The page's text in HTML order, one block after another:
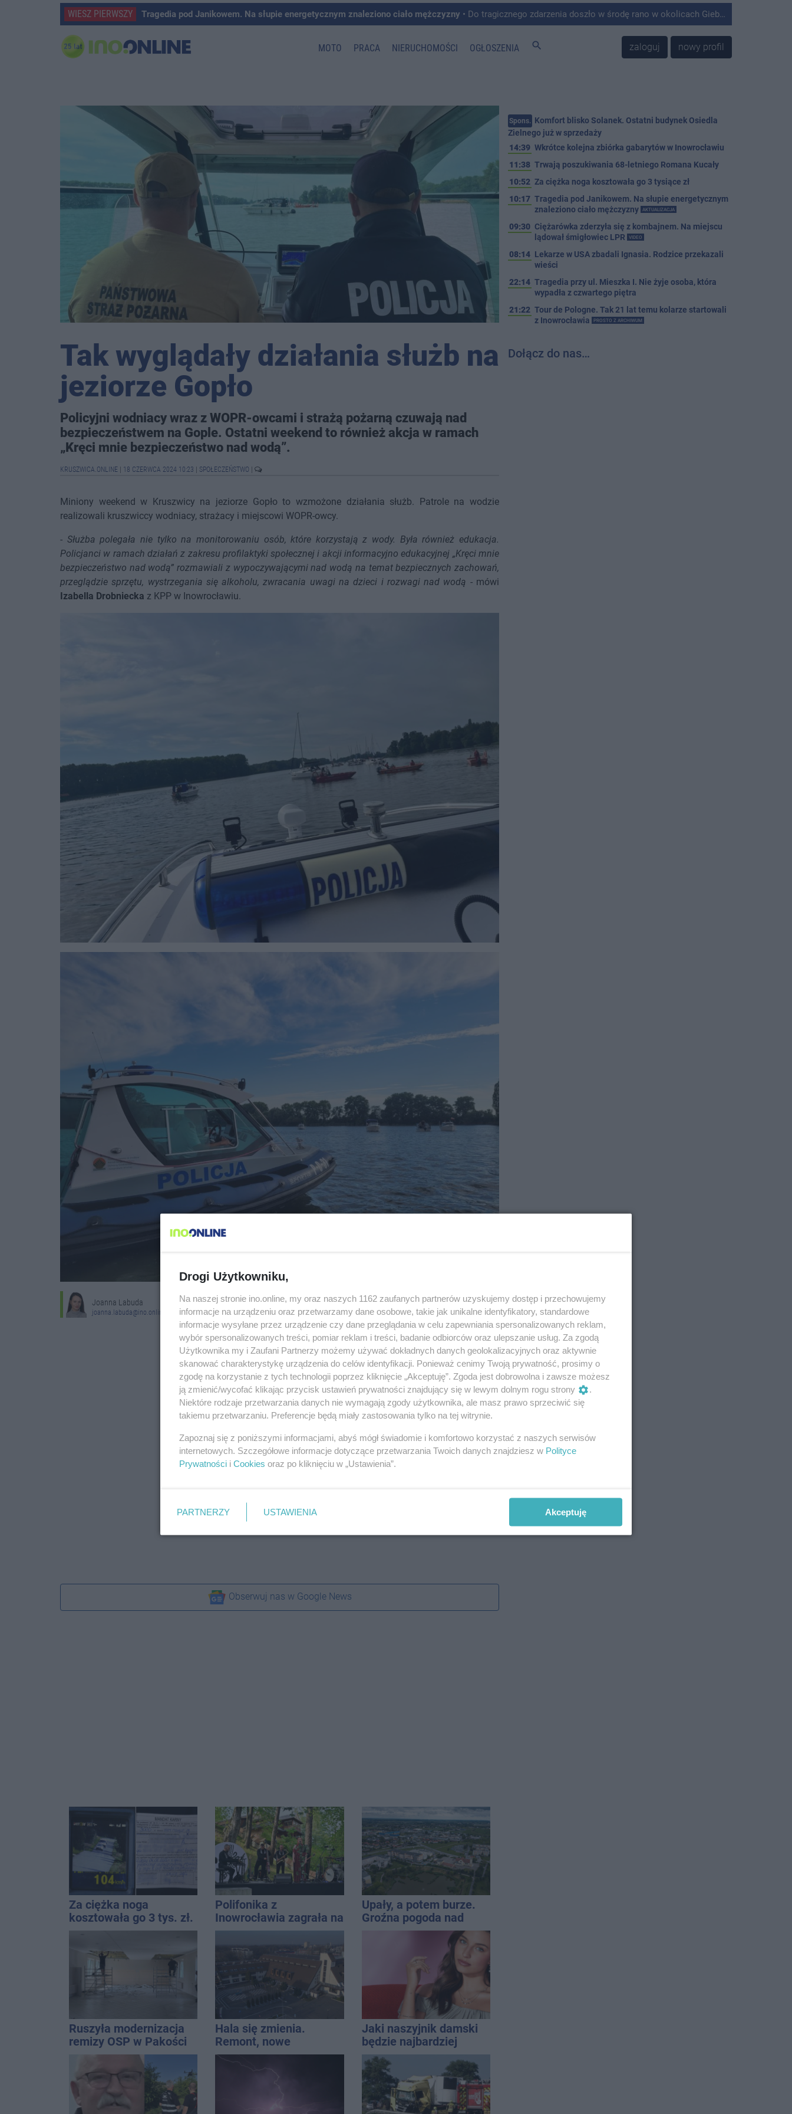
WIESZ PIERWSZY Tragedia pod Janikowem. Na słupie energetycznym znaleziono ciało mężczyzny • Do tragicznego zdarzenia doszło w środę rano w okolicach Giebni koło Janikowa. Wówczas na słupie energetycznym odnaleziono ciało mężczyzny.
MOTO PRACA NIERUCHOMOŚCI OGŁOSZENIA search zaloguj nowy profil
Tak wyglądały działania służb na
jeziorze Gopło
Policyjni wodniacy wraz z WOPR-owcami i strażą pożarną czuwają nad
bezpieczeństwem na Gople. Ostatni weekend to również akcja w ramach
„Kręci mnie bezpieczeństwo nad wodą”.
KRUSZWICA.ONLINE 18 CZERWCA 2024 10:23 SPOŁECZEŃSTWO
Miniony weekend w Kruszwicy na jeziorze Gopło to wzmożone działania służb. Patrole na wodzie
realizowali kruszwiccy wodniacy, strażacy i miejscowi WOPR-owcy.
- Służba polegała nie tylko na monitorowaniu osób, które korzystają z wody. Była również edukacja.
Policjanci w ramach działań z zakresu profilaktyki społecznej i akcji informacyjno edukacyjnej „Kręci mnie
bezpieczeństwo nad wodą” rozmawiali z wypoczywającymi nad wodą na temat bezpiecznych zachowań,
przeglądzie sprzętu, wystrzegania się alkoholu, zwracania uwagi na dzieci i rozwagi nad wodą - mówi
Izabella Drobniecka z KPP w Inowrocławiu.
Joanna Labuda
joanna.labuda@ino.online
Obserwuj nas w Google News
Za ciężka noga
kosztowała go 3 tys. zł.
Do tego 13 punktów
Polifonika z
Inowrocławia zagrała na
Harendzie. Muzyczny
Kasprowicza
Upały, a potem burze.
Groźna pogoda nad
naszym regionem
Ruszyła modernizacja
remizy OSP w Pakości
Hala się zmienia.
Remont, nowe
nagłośnienie, a przed
wejściem stanie
Jaki naszyjnik damski
będzie najbardziej
uniwersalny? Modele,
które pasują do wielu
stylizacji
Spons. Komfort blisko Solanek. Ostatni budynek Osiedla
Zielnego już w sprzedaży
14:39 Wkrótce kolejna zbiórka gabarytów w Inowrocławiu
11:38 Trwają poszukiwania 68-letniego Romana Kucały
10:52 Za ciężka noga kosztowała go 3 tysiące zł
10:17 Tragedia pod Janikowem. Na słupie energetycznym
znaleziono ciało mężczyzny
AKTUALIZACJA
09:30 Ciężarówka zderzyła się z kombajnem. Na miejscu
lądował śmigłowiec LPR
VIDEO
08:14 Lekarze w USA zbadali Ignasia. Rodzice przekazali
wieści
22:14 Tragedia przy ul. Mieszka I. Nie żyje osoba, która
wypadła z czwartego piętra
21:22 Tour de Pologne. Tak 21 lat temu kolarze startowali
z Inowrocławia
PROSTO Z ARCHIWUM
Dołącz do nas…
Drogi Użytkowniku,
Na naszej stronie ino.online, my oraz naszych 1162 zaufanych partnerów uzyskujemy dostęp i przechowujemy
informacje na urządzeniu oraz przetwarzamy dane osobowe, takie jak unikalne identyfikatory, standardowe
informacje wysyłane przez urządzenie czy dane przeglądania w celu zapewniania spersonalizowanych reklam,
wybór spersonalizowanych treści, pomiar reklam i treści, badanie odbiorców oraz ulepszanie usług. Za zgodą
Użytkownika my i Zaufani Partnerzy możemy używać dokładnych danych geolokalizacyjnych oraz aktywnie
skanować charakterystykę urządzenia do celów identyfikacji. Ponieważ cenimy Twoją prywatność, prosimy o
zgodę na korzystanie z tych technologii poprzez kliknięcie „Akceptuję”. Zgoda jest dobrowolna i zawsze możesz
ją zmienić/wycofać klikając przycisk ustawień prywatności znajdujący się w lewym dolnym rogu strony
.
Niektóre rodzaje przetwarzania danych nie wymagają zgody użytkownika, ale masz prawo sprzeciwić się
takiemu przetwarzaniu. Preferencje będą miały zastosowania tylko na tej witrynie.
Zapoznaj się z poniższymi informacjami, abyś mógł świadomie i komfortowo korzystać z naszych serwisów
internetowych. Szczegółowe informacje dotyczące przetwarzania Twoich danych znajdziesz w Polityce
Prywatności i Cookies oraz po kliknięciu w „Ustawienia”.
PARTNERZY USTAWIENIA Akceptuję